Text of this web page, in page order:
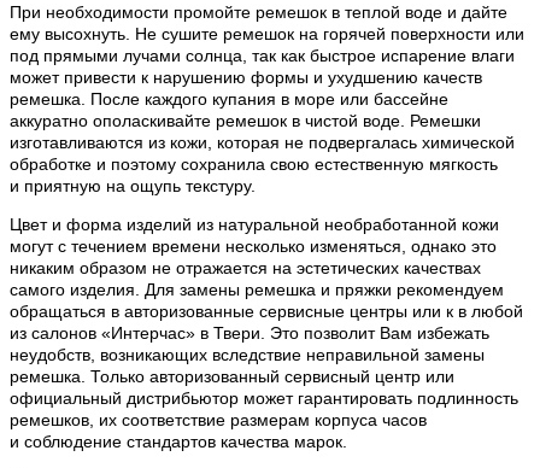
При необходимости промойте ремешок в теплой воде и дайте
ему высохнуть. Не сушите ремешок на горячей поверхности или
под прямыми лучами солнца, так как быстрое испарение влаги
может привести к нарушению формы и ухудшению качеств
ремешка. После каждого купания в море или бассейне
аккуратно ополаскивайте ремешок в чистой воде. Ремешки
изготавливаются из кожи, которая не подвергалась химической
обработке и поэтому сохранила свою естественную мягкость
и приятную на ощупь текстуру.
Цвет и форма изделий из натуральной необработанной кожи
могут с течением времени несколько изменяться, однако это
никаким образом не отражается на эстетических качествах
самого изделия. Для замены ремешка и пряжки рекомендуем
обращаться в авторизованные сервисные центры или к в любой
из салонов «Интерчас» в Твери. Это позволит Вам избежать
неудобств, возникающих вследствие неправильной замены
ремешка. Только авторизованный сервисный центр или
официальный дистрибьютор может гарантировать подлинность
ремешков, их соответствие размерам корпуса часов
и соблюдение стандартов качества марок.